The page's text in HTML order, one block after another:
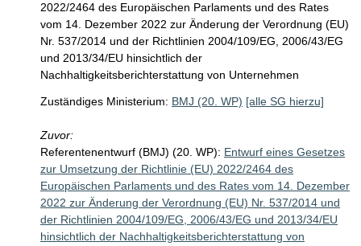
2022/2464 des Europäischen Parlaments und des Rates
vom 14. Dezember 2022 zur Änderung der Verordnung (EU)
Nr. 537/2014 und der Richtlinien 2004/109/EG, 2006/43/EG
und 2013/34/EU hinsichtlich der
Nachhaltigkeitsberichterstattung von Unternehmen
Zuständiges Ministerium: BMJ (20. WP) [alle SG hierzu]
Zuvor:
Referentenentwurf (BMJ) (20. WP): Entwurf eines Gesetzes
zur Umsetzung der Richtlinie (EU) 2022/2464 des
Europäischen Parlaments und des Rates vom 14. Dezember
2022 zur Änderung der Verordnung (EU) Nr. 537/2014 und
der Richtlinien 2004/109/EG, 2006/43/EG und 2013/34/EU
hinsichtlich der Nachhaltigkeitsberichterstattung von